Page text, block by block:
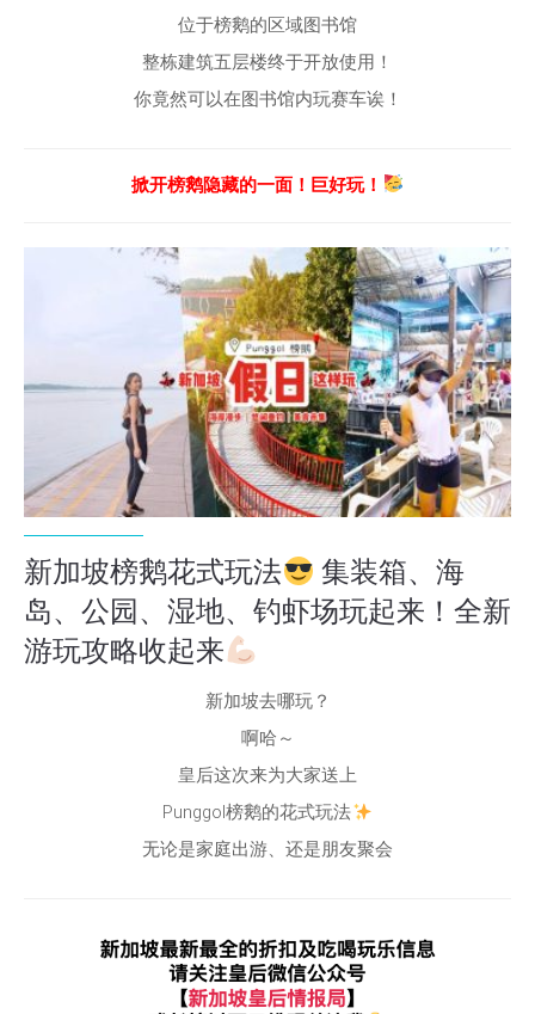
位于榜鹅的区域图书馆
整栋建筑五层楼终于开放使用！
你竟然可以在图书馆内玩赛车诶！
掀开榜鹅隐藏的一面！巨好玩！
新加坡榜鹅花式玩法
集装箱、海
岛、公园、湿地、钓虾场玩起来！全新
游玩攻略收起来
新加坡去哪玩？
啊哈～
皇后这次来为大家送上
Punggol榜鹅的花式玩法
无论是家庭出游、还是朋友聚会